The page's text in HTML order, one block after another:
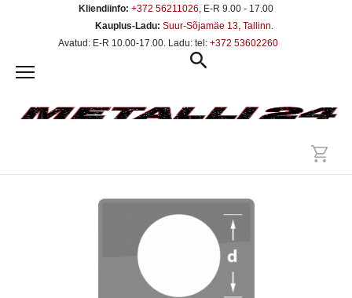
Kliendiinfo: +372 56211026, E-R 9.00 - 17.00
Kauplus-Ladu: Suur-Sõjamäe 13, Tallinn.
Avatud: E-R 10.00-17.00. Ladu: tel: +372 53602260